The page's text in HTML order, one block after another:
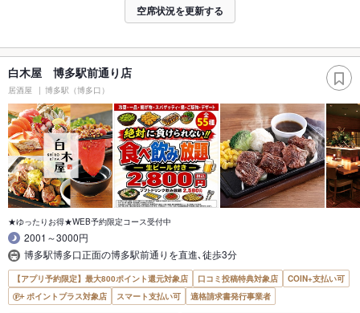
空席状況を更新する
白木屋 博多駅前通り店
居酒屋 博多駅（博多口）
★ゆったりお得★WEB予約限定コース受付中
2001～3000円
博多駅博多口正面の博多駅前通りを直進､徒歩3分
【アプリ予約限定】最大800ポイント還元対象店 口コミ投稿特典対象店
COIN+支払い可
ポイントプラス対象店
スマート支払い可 適格請求書発行事業者